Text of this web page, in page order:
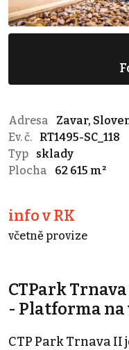
Adresa
Zavar,
Ev. č.
RT1495-SC_118
Typ
sklady
Plocha
62 615 m²
info v RK
včetně provize
CTPark Trnava
- Platforma na
CTP Park Trnava II